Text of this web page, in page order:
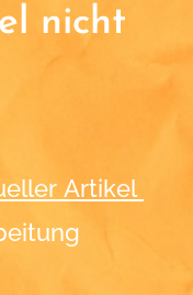
nicht
Artikel